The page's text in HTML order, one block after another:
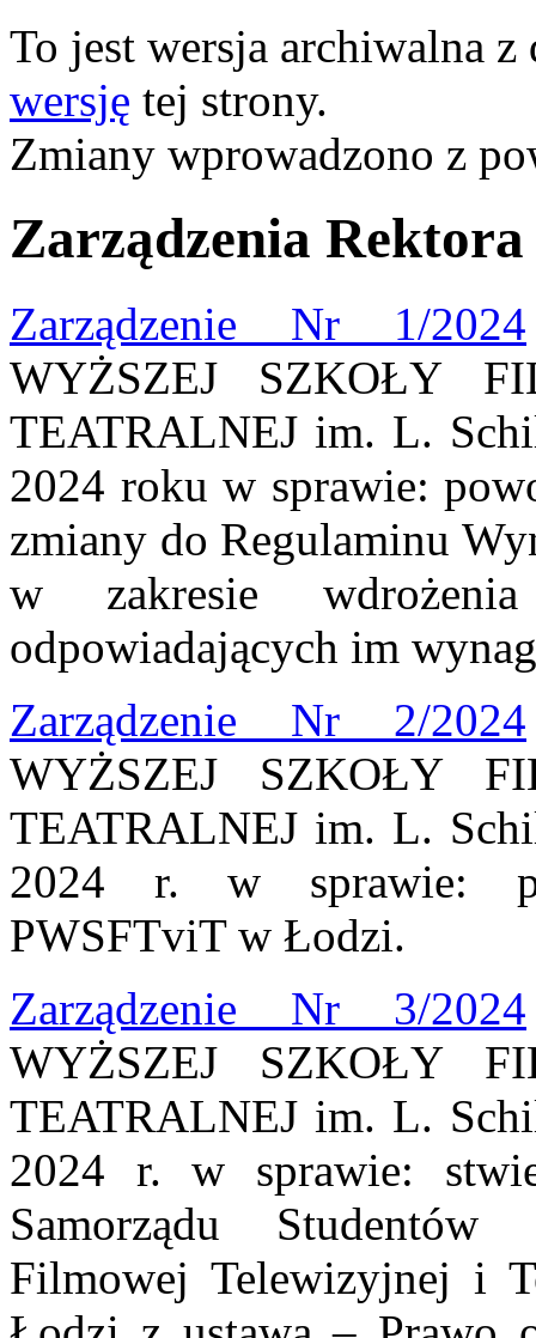
To jest wersja archiwalna
wersję tej strony.
Zmiany wprowadzono z
Zarządzenia
Zarządzenie Nr 1/2024
WYŻSZEJ SZKOŁY
TEATRALNEJ im. L.
2024 roku w sprawie:
zmiany do Regulaminu
w zakresie
odpowiadających im
Zarządzenie Nr 2/2024
WYŻSZEJ SZKOŁY
TEATRALNEJ im. L.
2024 r. w sprawie:
PWSFTviT w Łodzi.
Zarządzenie Nr 3/2024
WYŻSZEJ SZKOŁY
TEATRALNEJ im. L.
2024 r. w sprawie:
Samorządu Studentów
Filmowej Telewizyjnej i